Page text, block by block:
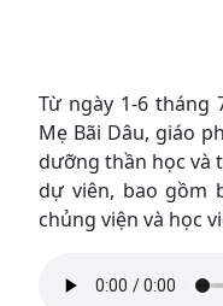
Từ ngày 1-6 tháng
Mẹ Bãi Dâu, giáo
dưỡng thần học và
dự viên, bao gồm
chủng viện và học